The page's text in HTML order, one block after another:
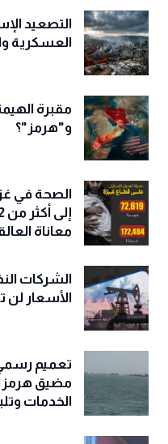
التصعيد
العسكرية
مقبرة
و"هرمز"؟
الصحة في
معاناة
الشركات
الأسعار لن
تعميم رسمي
مضيق
الخدمات